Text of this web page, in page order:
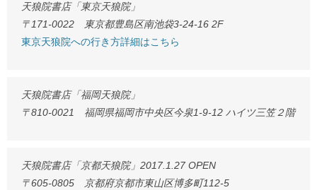
天狼院書店「東京天狼院」
〒171-0022 東京都豊島区南池袋3-24-16 2F
東京天狼院への行き方詳細はこちら
天狼院書店「福岡天狼院」
〒810-0021 福岡県福岡市中央区今泉1-9-12 ハイツ三笠２階
天狼院書店「京都天狼院」2017.1.27 OPEN
〒605-0805 京都府京都市東山区博多町112-5